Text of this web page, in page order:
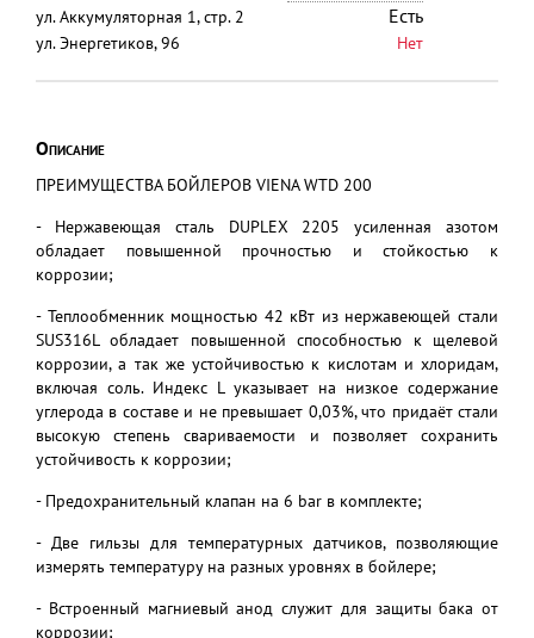
ул. Аккумуляторная 1, стр. 2 Есть
ул. Энергетиков, 96 Нет
Описание
ПРЕИМУЩЕСТВА БОЙЛЕРОВ VIENA WTD 200
- Нержавеющая сталь DUPLEX 2205 усиленная азотом
обладает повышенной прочностью и стойкостью к
коррозии;
- Теплообменник мощностью 42 кВт из нержавеющей стали
SUS316L обладает повышенной способностью к щелевой
коррозии, а так же устойчивостью к кислотам и хлоридам,
включая соль. Индекс L указывает на низкое содержание
углерода в составе и не превышает 0,03%, что придаёт стали
высокую степень свариваемости и позволяет сохранить
устойчивость к коррозии;
- Предохранительный клапан на 6 bar в комплекте;
- Две гильзы для температурных датчиков, позволяющие
измерять температуру на разных уровнях в бойлере;
- Встроенный магниевый анод служит для защиты бака от
коррозии;